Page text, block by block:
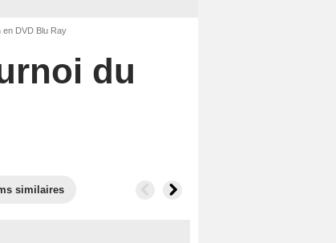
en DVD Blu Ray
du
similaires